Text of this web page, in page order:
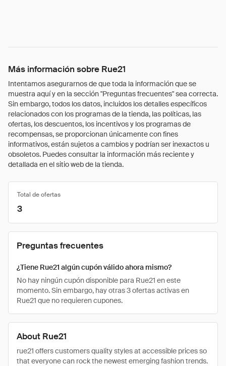
Más información sobre Rue21
Intentamos asegurarnos de que toda la información que se
muestra aquí y en la sección "Preguntas frecuentes" sea correcta.
Sin embargo, todos los datos, incluidos los detalles específicos
relacionados con los programas de la tienda, las políticas, las
ofertas, los descuentos, los incentivos y los programas de
recompensas, se proporcionan únicamente con fines
informativos, están sujetos a cambios y podrían ser inexactos u
obsoletos. Puedes consultar la información más reciente y
detallada en el sitio web de la tienda.
About Rue21
rue21 offers customers quality styles at accessible prices so
that everyone can rock the newest emerging fashion trends.
Total de ofertas
3
Preguntas frecuentes
¿Tiene Rue21 algún cupón válido ahora mismo?
No hay ningún cupón disponible para Rue21 en este
momento. Sin embargo, hay otras 3 ofertas activas en
Rue21 que no requieren cupones.